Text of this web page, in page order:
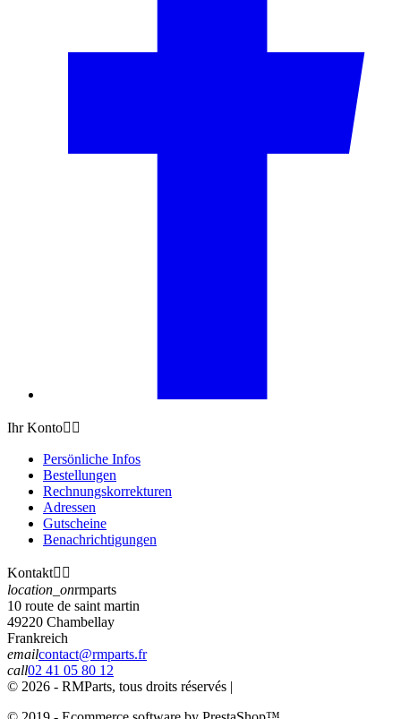
Ihr Konto 
Persönliche Infos
Bestellungen
Rechnungskorrekturen
Adressen
Gutscheine
Benachrichtigungen
Kontakt 
location_onrmparts
10 route de saint martin
49220 Chambellay
Frankreich
emailcontact@rmparts.fr
call02 41 05 80 12
© 2026 - RMParts, tous droits réservés |